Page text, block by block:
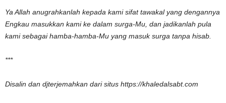
Ya Allah anugrahkanlah kepada kami sifat tawakal yang dengannya
Engkau masukkan kami ke dalam surga-Mu, dan jadikanlah pula
kami sebagai hamba-hamba-Mu yang masuk surga tanpa hisab.
***
Disalin dan djterjemahkan dari situs https://khaledalsabt.com